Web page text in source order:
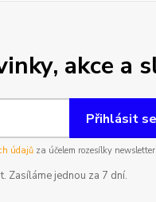
akce a
Přihlásit se
údajůza účelem rozesílky
Zasíláme jednou za 7 dní.